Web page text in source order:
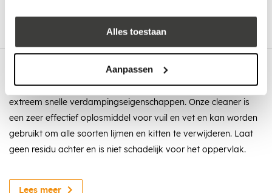
Alles toestaan
Aanpassen
Covercleaner is een medicinale alcoholgedragen ontvetter met
extreem snelle verdampingseigenschappen. Onze cleaner is
een zeer effectief oplosmiddel voor vuil en vet en kan worden
gebruikt om alle soorten lijmen en kitten te verwijderen. Laat
geen residu achter en is niet schadelijk voor het oppervlak.
Lees meer